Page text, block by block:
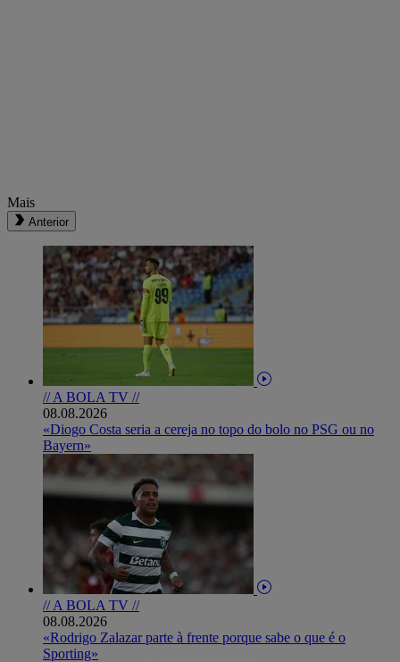
Mais
Anterior
// A BOLA TV //
08.08.2026
«Diogo Costa seria a cereja no topo do bolo no PSG ou no
Bayern»
// A BOLA TV //
08.08.2026
«Rodrigo Zalazar parte à frente porque sabe o que é o
Sporting»